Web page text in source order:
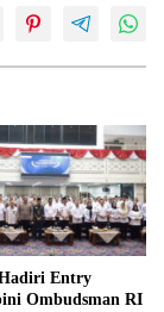
Entry
Ombudsman RI